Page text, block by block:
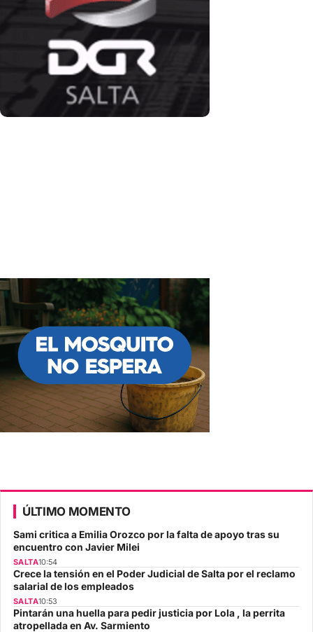
ÚLTIMO MOMENTO
Sami critica a Emilia Orozco por la falta de apoyo tras su
encuentro con Javier Milei
SALTA10:54
Crece la tensión en el Poder Judicial de Salta por el reclamo
salarial de los empleados
SALTA10:53
Pintarán una huella para pedir justicia por Lola , la perrita
atropellada en Av. Sarmiento